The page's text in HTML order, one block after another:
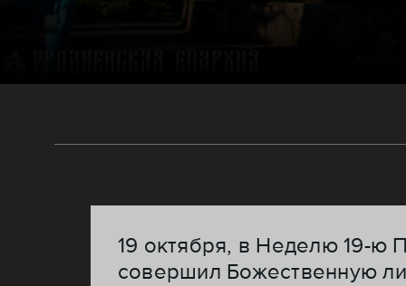
19 октября, в Неделю 19-ю
совершил Божественную